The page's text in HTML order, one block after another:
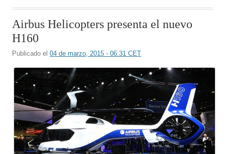
Airbus Helicopters presenta el nuevo
H160
Publicado el 04 de marzo, 2015 - 06:31 CET